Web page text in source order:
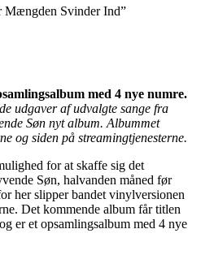
Svinder Ind”
med 4 nye numre.
udgaver af udvalgte sange fra
Søn nyt album. Albummet
og siden på streamingtjenesterne.
for at skaffe sig det
Søn, halvanden måned før
her slipper bandet vinylversionen
Det kommende album får titlen
er et opsamlingsalbum med 4 nye